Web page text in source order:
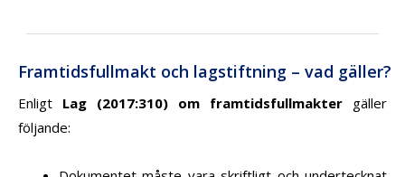
Framtidsfullmakt och lagstiftning – vad gäller?
Enligt Lag (2017:310) om framtidsfullmakter gäller
följande: